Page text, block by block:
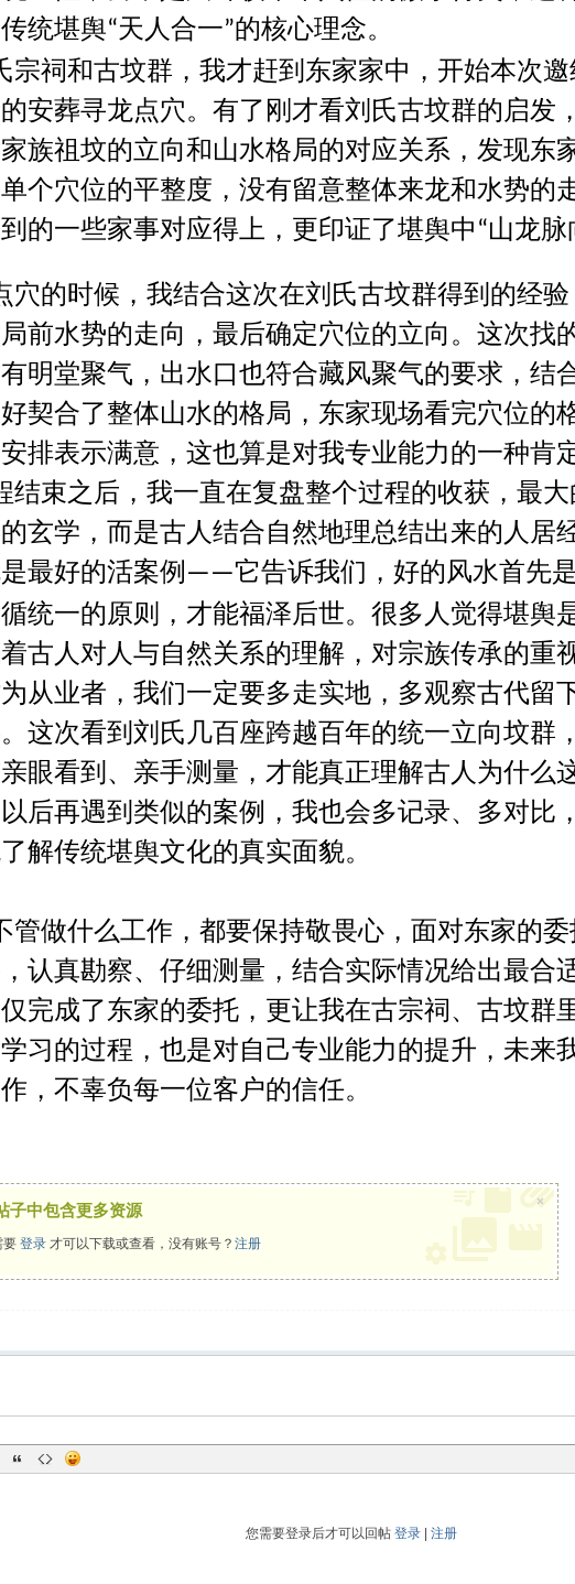
统堪舆“天人合一”的核心理念。
宗祠和古坟群，我才赶到东家家中，开始本次
安葬寻龙点穴。有了刚才看刘氏古坟群的启发
族祖坟的立向和山水格局的对应关系，发现东
个穴位的平整度，没有留意整体来龙和水势的
的一些家事对应得上，更印证了堪舆中 “山龙脉
穴的时候，我结合这次在刘氏古坟群得到的经
前水势的走向，最后确定穴位的立向。这次找
明堂聚气，出水口也符合藏风聚气的要求，结
契合了整体山水的格局，东家现场看完穴位的
排表示满意，这也算是对我专业能力的一种肯定
结束之后，我一直在复盘整个过程的收获，最
玄学，而是古人结合自然地理总结出来的人居
最好的活案例 ——它告诉我们，好的风水首先
统一的原则，才能福泽后世。很多人觉得堪舆
古人对人与自然关系的理解，对宗族传承的重视
从业者，我们一定要多走实地，多观察古代留
这次看到刘氏几百座跨越百年的统一立向坟群
眼看到、亲手测量，才能真正理解古人为什么
后再遇到类似的案例，我也会多记录、多对比
解传统堪舆文化的真实面貌。
管做什么工作，都要保持敬畏心，面对东家的
认真勘察、仔细测量，结合实际情况给出最合
完成了东家的委托，更让我在古宗祠、古坟群
习的过程，也是对自己专业能力的提升，未来
，不辜负每一位客户的信任。
子中包含更多资源
要 登录 才可以下载或查看，没有账号？ 注册
×
您需要登录后才可以回帖 登录| 注册